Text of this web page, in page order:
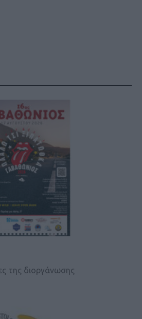
της διοργάνωσης